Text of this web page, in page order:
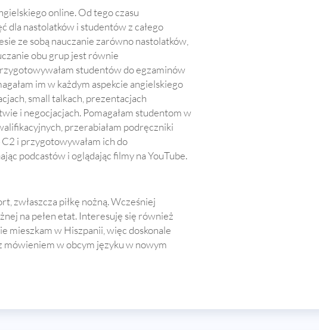
online. Od tego czasu
dla nastolatków i studentów z całego
ze sobą nauczanie zarówno nastolatków,
obu grup jest równie
studentów do egzaminów
im w każdym aspekcie angielskiego
small talkach, prezentacjach
i negocjacjach. Pomagałam studentom w
przerabiałam podręczniki
i przygotowywałam ich do
podcastów i oglądając filmy na YouTube.
zwłaszcza piłkę nożną. Wcześniej
na pełen etat. Interesuję się również
mieszkam w Hiszpanii, więc doskonale
w obcym języku w nowym